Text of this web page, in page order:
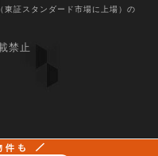
証スタンダード市場に上場） の
禁止